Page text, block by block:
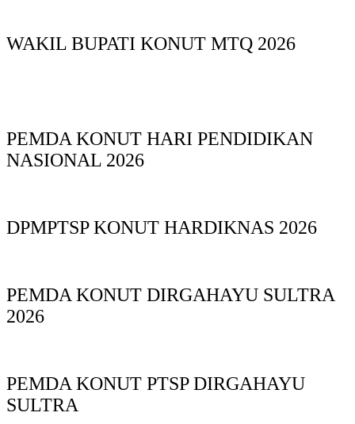
WAKIL BUPATI KONUT MTQ 2026
PEMDA KONUT HARI PENDIDIKAN
NASIONAL 2026
DPMPTSP KONUT HARDIKNAS 2026
PEMDA KONUT DIRGAHAYU SULTRA
2026
PEMDA KONUT PTSP DIRGAHAYU
SULTRA